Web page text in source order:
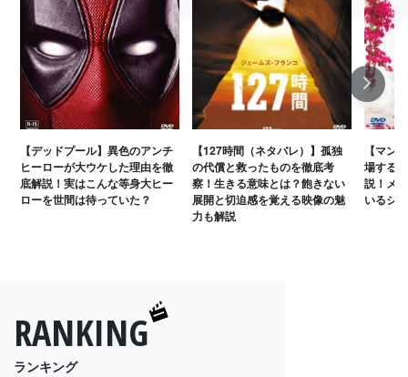
【デッドプール】異色のアンチ
ヒーローが大ウケした理由を徹
底解説！実はこんな等身大ヒー
ローを世間は待っていた？
【127時間（ネタバレ）】孤独
の代償と救ったものを徹底考
察！生きる意味とは？飽きない
展開と切迫感を覚える映像の魅
力も解説
【マン
場する
説！メ
いるシ
Next
RANKING
ランキング